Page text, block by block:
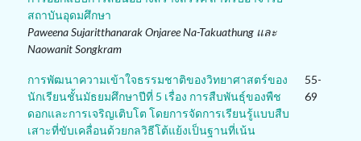
สถาบันอุดมศึกษา
Paweena Sujaritthanarak Onjaree Na-Takuathung และ
Naowanit Songkram
การพัฒนาความเข้าใจธรรมชาติของวิทยาศาสตร์ของ
นักเรียนชั้นมัธยมศึกษาปีที่ 5 เรื่อง การสืบพันธุ์ของพืช
ดอกและการเจริญเติบโต โดยการจัดการเรียนรู้แบบสืบ
เสาะที่ขับเคลื่อนด้วยกลวิธีโต้แย้งเป็นฐานที่เน้น
55-
69